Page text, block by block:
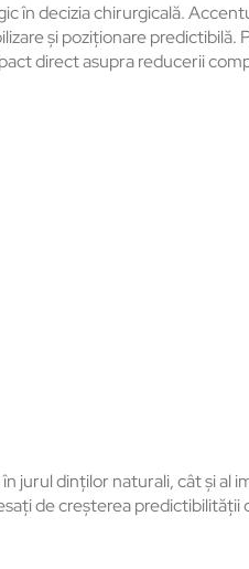
în decizia chirurgicală.
și poziționare predictibilă.
direct asupra reducerii
jurul dinților naturali, cât și al
de creșterea predictibilității